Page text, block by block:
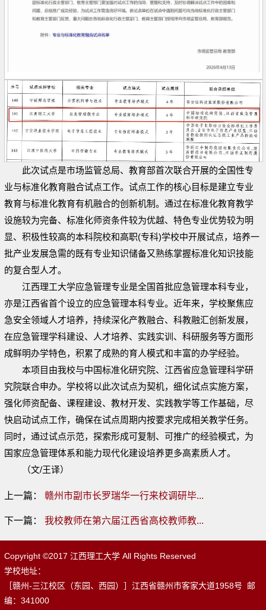
此次试点是市场监管总局、教育部首次联合开展的全国性专
业与标准化教育融合试点工作。试点工作的核心目标是建立专业
教育与标准化教育有机融合的创新机制。通过在标准化教育教学
设施较为完备、标准化师资条件较为优越、特色专业优势较为明
显、积极性较高的本科院校和高职(专科)学校中开展试点，培养一
批产业发展急需的既有专业知识储备又熟练掌握标准化知识技能
的复合型人才。
江西理工大学应急管理专业是全国首批应急管理本科专业，
亦是江西省首个设立的应急管理本科专业。近年来，学校聚焦应
急安全领域人才培养，持续深化产教融合、科教融汇创新发展，
在应急管理学科建设、人才培养、实践实训、科研服务等方面形
成鲜明办学特色，积累了成熟的育人模式和丰富的办学经验。
本项目由我校与中国标准化研究院、江西省应急管理科学研
究院联合申办。学校将以此次试点为契机，细化试点实施方案，
强化师资配备、课程建设、教材开发、实践教学等工作基础，尽
快启动试点工作，确保在试点周期内按要求完成相关教学任务。
同时，通过试点示范，探索形成可复制、可推广的经验模式，为
国家应急管理体系和能力现代化建设培养更多高素质人才。
（文/王译）
上一篇： 赣州市副市长罗瑞华一行来校调研毕...
下一篇： 我校教师在第六届江西省高校教师教...
Copyright ©2017 江西理工大学 All Rights Reserved
学校地址：
［赣州-三江校区（东园、西园）］江西省赣州市客家大道1958号 邮
编：341000